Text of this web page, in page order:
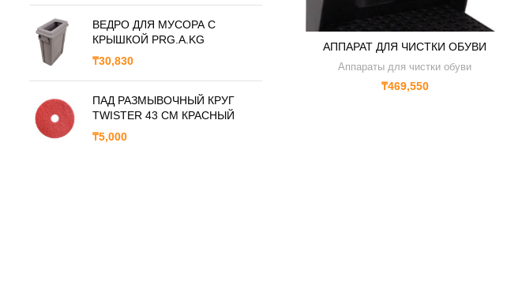
ВЕДРО ДЛЯ МУСОРА С
КРЫШКОЙ PRG.A.KG
₸30,830
ПАД РАЗМЫВОЧНЫЙ КРУГ
TWISTER 43 CM КРАСНЫЙ
₸5,000
АППАРАТ ДЛЯ ЧИСТКИ ОБУВИ
Аппараты для чистки обуви
₸469,550